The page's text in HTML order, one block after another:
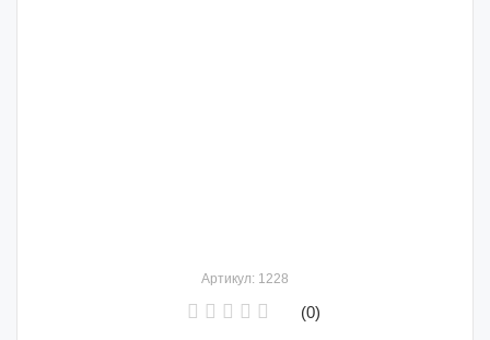
Артикул: 1228
(0)